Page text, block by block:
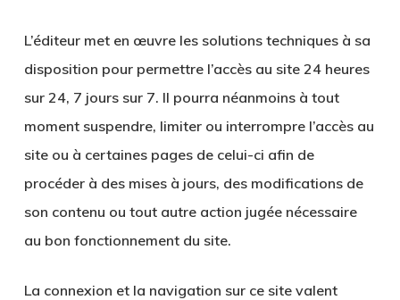
L’éditeur met en œuvre les solutions techniques à sa
disposition pour permettre l’accès au site 24 heures
sur 24, 7 jours sur 7. Il pourra néanmoins à tout
moment suspendre, limiter ou interrompre l’accès au
site ou à certaines pages de celui-ci afin de
procéder à des mises à jours, des modifications de
son contenu ou tout autre action jugée nécessaire
au bon fonctionnement du site.
La connexion et la navigation sur ce site valent